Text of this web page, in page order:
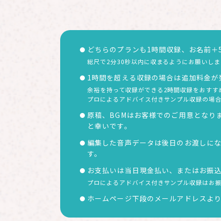
どちらのプランも1時間収録、お名前
総尺で2分30秒以内に収まるようにお願いし
1時間を超える収録の場合は追加料金
余裕を持って収録ができる2時間収録をおす
プロによるアドバイス付きサンプル収録の場
原稿、BGMはお客様でのご用意となり
と幸いです。
編集した音声データは後日のお渡しに
す。
お支払いは当日現金払い、またはお振
プロによるアドバイス付きサンプル収録はお
ホームページ下段のメールアドレスよ